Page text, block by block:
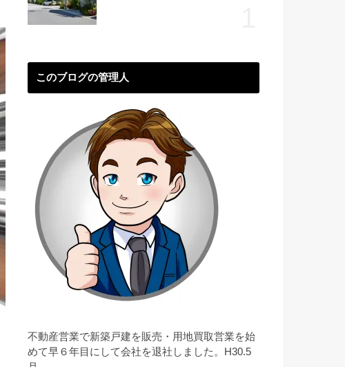
このブログの管理人
不動産営業で新築戸建を販売・用地買取営業を始
めて早６年目にして会社を退社しました。H30.5